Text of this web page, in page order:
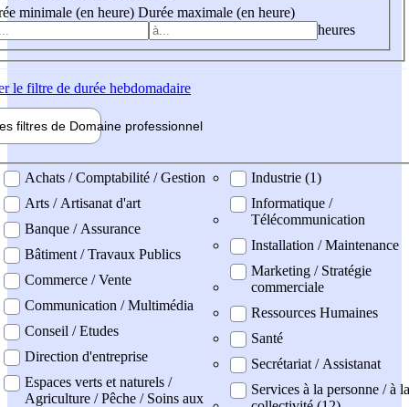
minimale (en heure) Durée maximale (en heure)
heures
le filtre de durée hebdomadaire
filtres de Domaine professionnel
professionel
Achats / Comptabilité / Gestion
Arts / Artisanat d'art
Banque / Assurance
Bâtiment / Travaux Publics
Commerce / Vente
Communication / Multimédia
Conseil / Etudes
Direction d'entreprise
Espaces verts et naturels /
Agriculture / Pêche / Soins aux
Industrie (1)
Informatique /
Télécommunication
Installation / Maintenance
Marketing / Stratégie
commerciale
Ressources Humaines
Santé
Secrétariat / Assistanat
Services à la personne / à la